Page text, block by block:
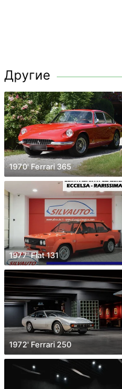
Другие
1970' Ferrari 365
1977' Fiat 131
1972' Ferrari 250